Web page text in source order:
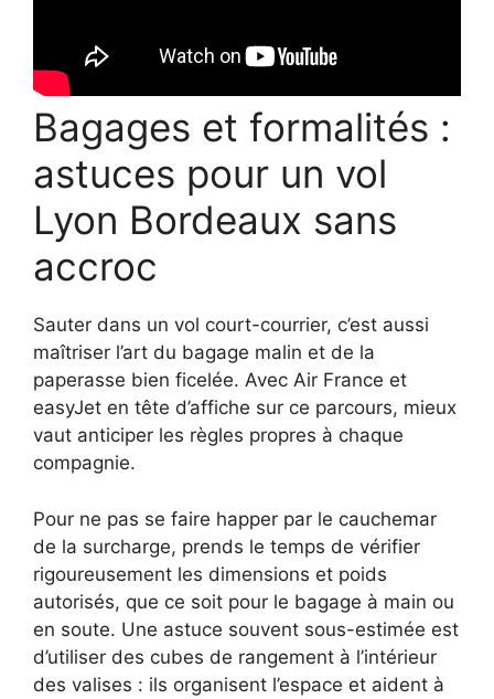
Bagages et formalités :
astuces pour un vol
Lyon Bordeaux sans
accroc
Sauter dans un vol court-courrier, c’est aussi
maîtriser l’art du bagage malin et de la
paperasse bien ficelée. Avec Air France et
easyJet en tête d’affiche sur ce parcours, mieux
vaut anticiper les règles propres à chaque
compagnie.
Pour ne pas se faire happer par le cauchemar
de la surcharge, prends le temps de vérifier
rigoureusement les dimensions et poids
autorisés, que ce soit pour le bagage à main ou
en soute. Une astuce souvent sous-estimée est
d’utiliser des cubes de rangement à l’intérieur
des valises : ils organisent l’espace et aident à